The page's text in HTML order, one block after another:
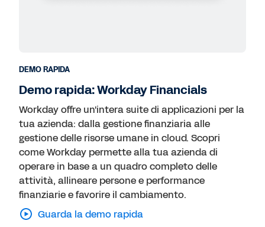
DEMO RAPIDA
Demo rapida: Workday Financials
Workday offre un'intera suite di applicazioni per la
tua azienda: dalla gestione finanziaria alle
gestione delle risorse umane in cloud. Scopri
come Workday permette alla tua azienda di
operare in base a un quadro completo delle
attività, allineare persone e performance
finanziarie e favorire il cambiamento.
Guarda la demo rapida